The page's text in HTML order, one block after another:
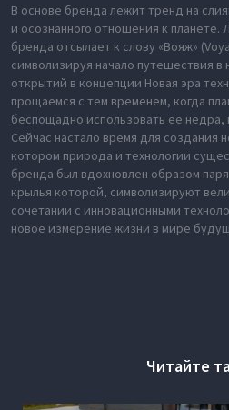
В основе бренда лежит тренд на
и осознанного отношения к планете.
бренда отсылает к слову «Вояж»
символизируя начало путешествия в
открытий в концепции Новая эра
прощаемся с тем временем, когда
беспощадно использовать ее недра,
Сейчас настало время для создания
котором природа и технологии
бренда был вдохновлен образом
крылья которой, символизируют
сочетании с инновационными
новое измерение жизни в мире
Читайте